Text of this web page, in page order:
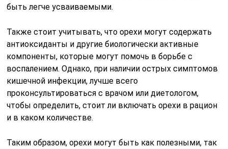
быть легче усваиваемыми.
Также стоит учитывать, что орехи могут содержать
антиоксиданты и другие биологически активные
компоненты, которые могут помочь в борьбе с
воспалением. Однако, при наличии острых симптомов
кишечной инфекции, лучше всего
проконсультироваться с врачом или диетологом,
чтобы определить, стоит ли включать орехи в рацион
и в каком количестве.
Таким образом, орехи могут быть как полезными, так